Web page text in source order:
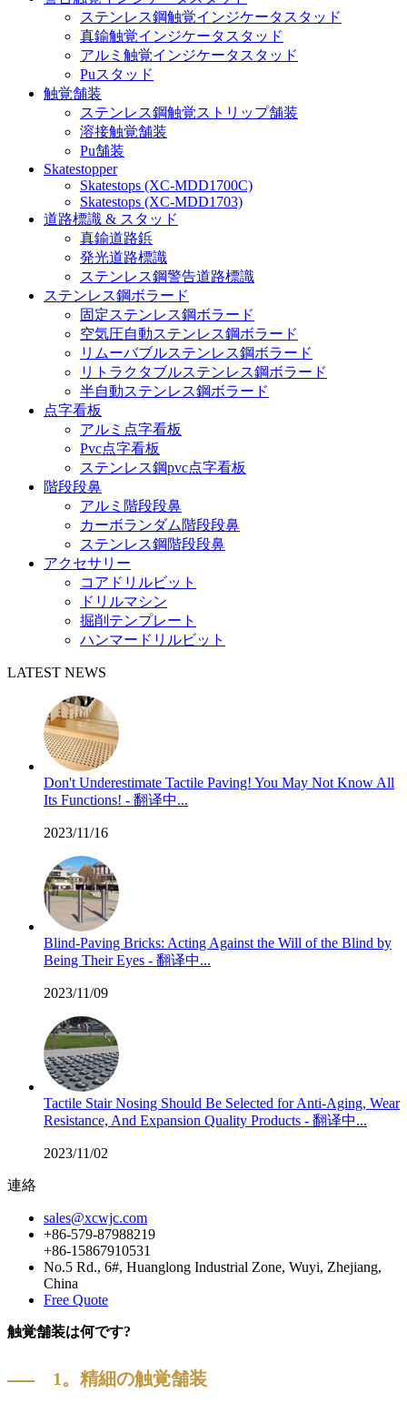
ステンレス鋼触覚インジケータスタッド
真鍮触覚インジケータスタッド
アルミ触覚インジケータスタッド
Puスタッド
触覚舗装
ステンレス鋼触覚ストリップ舗装
溶接触覚舗装
Pu舗装
Skatestopper
Skatestops (XC-MDD1700C)
Skatestops (XC-MDD1703)
道路標識 & スタッド
真鍮道路鋲
発光道路標識
ステンレス鋼警告道路標識
ステンレス鋼ボラード
固定ステンレス鋼ボラード
空気圧自動ステンレス鋼ボラード
リムーバブルステンレス鋼ボラード
リトラクタブルステンレス鋼ボラード
半自動ステンレス鋼ボラード
点字看板
アルミ点字看板
Pvc点字看板
ステンレス鋼pvc点字看板
階段段鼻
アルミ階段段鼻
カーボランダム階段段鼻
ステンレス鋼階段段鼻
アクセサリー
コアドリルビット
ドリルマシン
掘削テンプレート
ハンマードリルビット
LATEST NEWS
Don't Underestimate Tactile Paving! You May Not Know All
Its Functions! - 翻译中...
2023/11/16
Blind-Paving Bricks: Acting Against the Will of the Blind by
Being Their Eyes - 翻译中...
2023/11/09
Tactile Stair Nosing Should Be Selected for Anti-Aging, Wear
Resistance, And Expansion Quality Products - 翻译中...
2023/11/02
連絡
sales@xcwjc.com
+86-579-87988219
+86-15867910531
No.5 Rd., 6#, Huanglong Industrial Zone, Wuyi, Zhejiang,
China
Free Quote
触覚舗装は何です?
1。精細の触覚舗装